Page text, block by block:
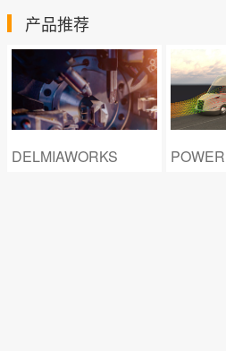
产品推荐
POWERFLOW